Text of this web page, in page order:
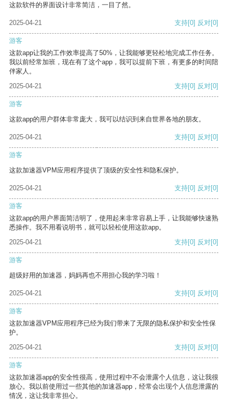
这款软件的界面设计非常简洁，一目了然。
2025-04-21 支持[0] 反对[0]
游客
这款app让我的工作效率提高了50%，让我能够更轻松地完成工作任务。
我以前经常加班，现在有了这个app，我可以提前下班，有更多的时间陪
伴家人。
2025-04-21
支持[0] 反对[0]
游客
这款app的用户群体非常庞大，我可以结识到来自世界各地的朋友。
2025-04-21 支持[0] 反对[0]
游客
这款加速器VPM应用程序提供了顶级的安全性和隐私保护。
2025-04-21 支持[0] 反对[0]
游客
这款app的用户界面简洁明了，使用起来非常容易上手，让我能够快速熟
悉操作。我不用看说明书，就可以轻松使用这款app。
2025-04-21
支持[0] 反对[0]
游客
超级好用的加速器，妈妈再也不用担心我的学习啦！
2025-04-21 支持[0] 反对[0]
游客
这款加速器VPM应用程序已经为我们带来了无限的隐私保护和安全性保
护。
2025-04-21
支持[0] 反对[0]
游客
这款加速器app的安全性很高，使用过程中不会泄露个人信息，这让我很
放心。我以前使用过一些其他的加速器app，经常会出现个人信息泄露的
情况，这让我非常担心。